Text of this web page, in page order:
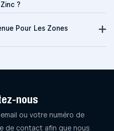
?
Pour Les Zones
nous
ou votre numéro de
de contact afin que nous